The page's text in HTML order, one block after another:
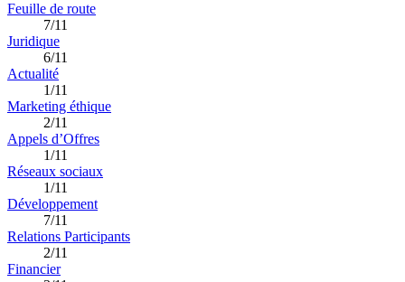
Feuille de route
7/11
Juridique
6/11
Actualité
1/11
Marketing éthique
2/11
Appels d’Offres
1/11
Réseaux sociaux
1/11
Développement
7/11
Relations Participants
2/11
Financier